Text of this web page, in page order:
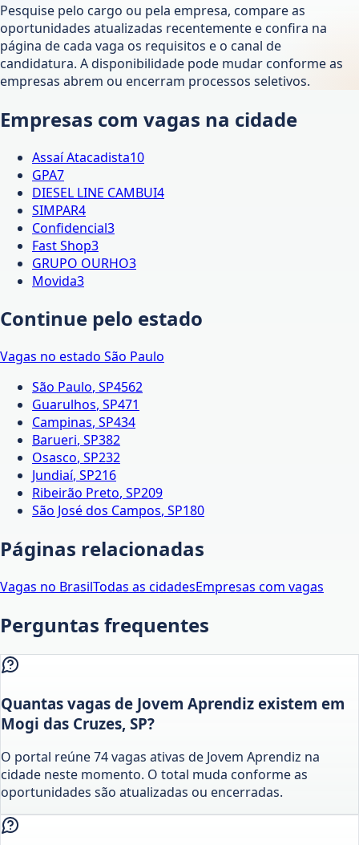
Pesquise pelo cargo ou pela empresa, compare as
oportunidades atualizadas recentemente e confira na
página de cada vaga os requisitos e o canal de
candidatura. A disponibilidade pode mudar conforme as
empresas abrem ou encerram processos seletivos.
Empresas com vagas na cidade
Assaí Atacadista10
GPA7
DIESEL LINE CAMBUI4
SIMPAR4
Confidencial3
Fast Shop3
GRUPO OURHO3
Movida3
Continue pelo estado
Vagas no estado São Paulo
São Paulo, SP4562
Guarulhos, SP471
Campinas, SP434
Barueri, SP382
Osasco, SP232
Jundiaí, SP216
Ribeirão Preto, SP209
São José dos Campos, SP180
Páginas relacionadas
Vagas no BrasilTodas as cidadesEmpresas com vagas
Perguntas frequentes
Quantas vagas de Jovem Aprendiz existem em
Mogi das Cruzes, SP?
O portal reúne 74 vagas ativas de Jovem Aprendiz na
cidade neste momento. O total muda conforme as
oportunidades são atualizadas ou encerradas.